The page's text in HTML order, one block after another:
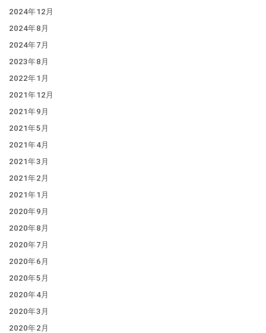
2024年12月
2024年8月
2024年7月
2023年8月
2022年1月
2021年12月
2021年9月
2021年5月
2021年4月
2021年3月
2021年2月
2021年1月
2020年9月
2020年8月
2020年7月
2020年6月
2020年5月
2020年4月
2020年3月
2020年2月